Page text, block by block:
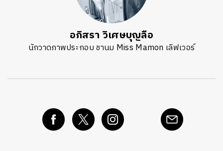
อภิสรา วิเศษบุญลือ
นักวาดภาพประกอบ ชานม Miss Mamon เลิฟเวอร์